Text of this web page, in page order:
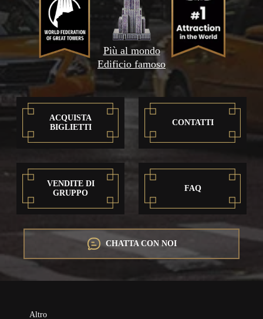
ACQUISTA
BIGLIETTI
CONTATTI
VENDITE DI
GRUPPO
FAQ
CHATTA CON NOI
Più al mondo
Edificio famoso
Altro